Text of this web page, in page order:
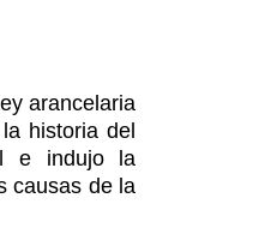
arancelaria
historia del
e indujo la
causas de la